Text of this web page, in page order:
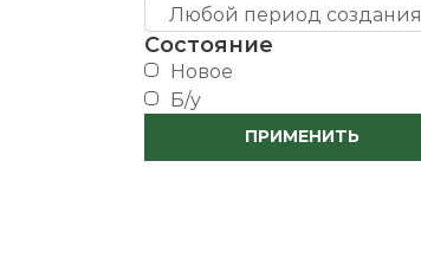
Любой период создания
Состояние
новое
б/у
ПРИМЕНИТЬ